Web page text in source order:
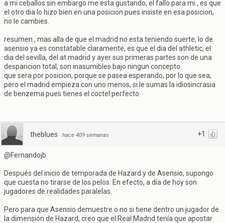
a mi ceballos sin embargo me esta gustando, el fallo para mi , es que
el otro dia lo hizo bien en una posicion pues insiste en esa posicion,
no le cambies.
resumen , mas alla de que el madrid no esta teniendo suerte, lo de
asensio ya es constatable claramente, es que el dia del athletic, el
dia del sevilla, del at madrid y ayer sus primeras partes son de una
desparicion total, son inasumibles bajo ningun concepto.
que sera por posicion, porque se pasea esperando, por lo que sea,
pero el madrid empieza con uno menos, si le sumas la idiosincrasia
de benzema pues tienes el coctel perfecto.
+1
theblues · hace 409 semanas
@Fernandojb
Después del inicio de temporada de Hazard y de Asensio, supongo
que cuesta no tirarse de los pelos. En efecto, a día de hoy son
jugadores de realidades paralelas.
Pero para que Asensio demuestre o no si tiene dentro un jugador de
la dimensión de Hazard, creo que el Real Madrid tenía que apostar